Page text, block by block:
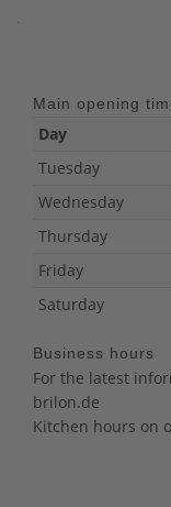
.
Main opening
Day
Tuesday
Wednesday
Thursday
Friday
Saturday
Business hours
For the latest
brilon.de
Kitchen hours on